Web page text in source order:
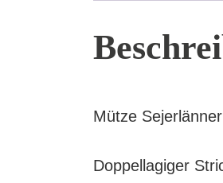
Mütze
Doppellagiger